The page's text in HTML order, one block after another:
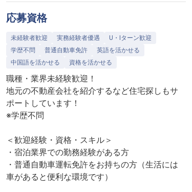
応募資格
未経験者歓迎 実務経験者優遇
U・Iターン歓迎
学歴不問
普通自動車免許
英語を活かせる
中国語を活かせる
資格を活かせる
職種・業界未経験歓迎！
地元の不動産会社を紹介するなど住宅探しもサ
ポートしています！
※学歴不問
＜歓迎経験・資格・スキル＞
・宿泊業界での勤務経験がある方
・普通自動車運転免許をお持ちの方（生活には
車があると便利な環境です）